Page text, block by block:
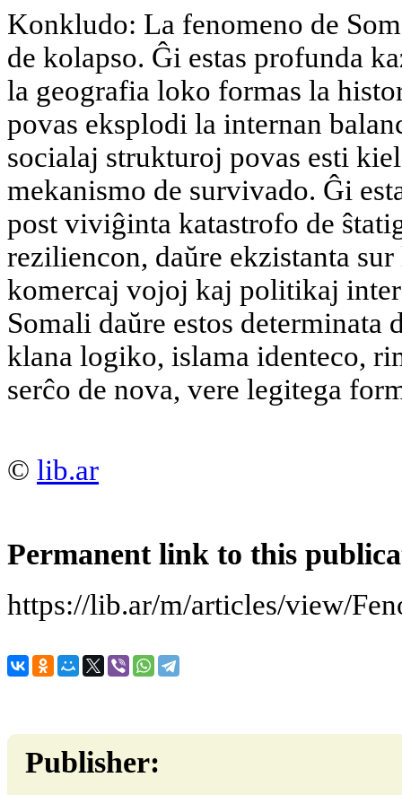
Konkludo: La fenomeno de
de kolapso. Ĝi estas profunda
la geografia loko formas la
povas eksplodi la internan
socialaj strukturoj povas esti
mekanismo de survivado. Ĝi
post viviĝinta katastrofo de
reziliencon, daŭre ekzistanta
komercaj vojoj kaj politikaj
Somali daŭre estos determinata
klana logiko, islama identeco,
serĉo de nova, vere legitega
© lib.ar
Permanent link to this
https://lib.ar/m/articles/view/
Publisher: